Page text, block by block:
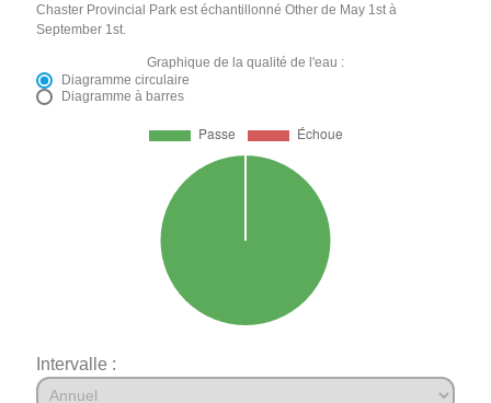
Chaster Provincial Park est échantillonné Other de May 1st à
September 1st.
Graphique de la qualité de l'eau :
Diagramme circulaire
Diagramme à barres
Intervalle :